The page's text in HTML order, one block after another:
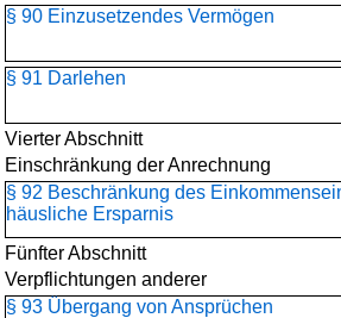
§ 90 Einzusetzendes Vermögen
§ 91 Darlehen
Vierter Abschnitt
Einschränkung der Anrechnung
§ 92 Beschränkung des
häusliche Ersparnis
Fünfter Abschnitt
Verpflichtungen anderer
§ 93 Übergang von Ansprüchen